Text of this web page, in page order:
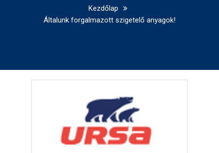
Kezdőlap
Általunk forgalmazott szigetelő anyagok!